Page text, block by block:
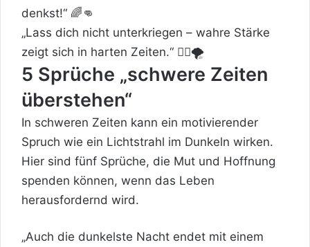
denkst!“ 🌈👊
„Lass dich nicht unterkriegen – wahre Stärke
zeigt sich in harten Zeiten.“ 🏋️‍♂️🌪️
5 Sprüche „schwere Zeiten
überstehen“
In schweren Zeiten kann ein motivierender
Spruch wie ein Lichtstrahl im Dunkeln wirken.
Hier sind fünf Sprüche, die Mut und Hoffnung
spenden können, wenn das Leben
herausfordernd wird.
„Auch die dunkelste Nacht endet mit einem